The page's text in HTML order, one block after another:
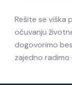
Rešite se viška
očuvanju
dogovorimo
zajedno